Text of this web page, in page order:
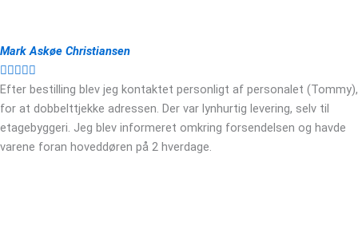
Mark Askøe Christiansen

Efter bestilling blev jeg kontaktet personligt af personalet (Tommy),
for at dobbelttjekke adressen. Der var lynhurtig levering, selv til
etagebyggeri. Jeg blev informeret omkring forsendelsen og havde
varene foran hoveddøren på 2 hverdage.